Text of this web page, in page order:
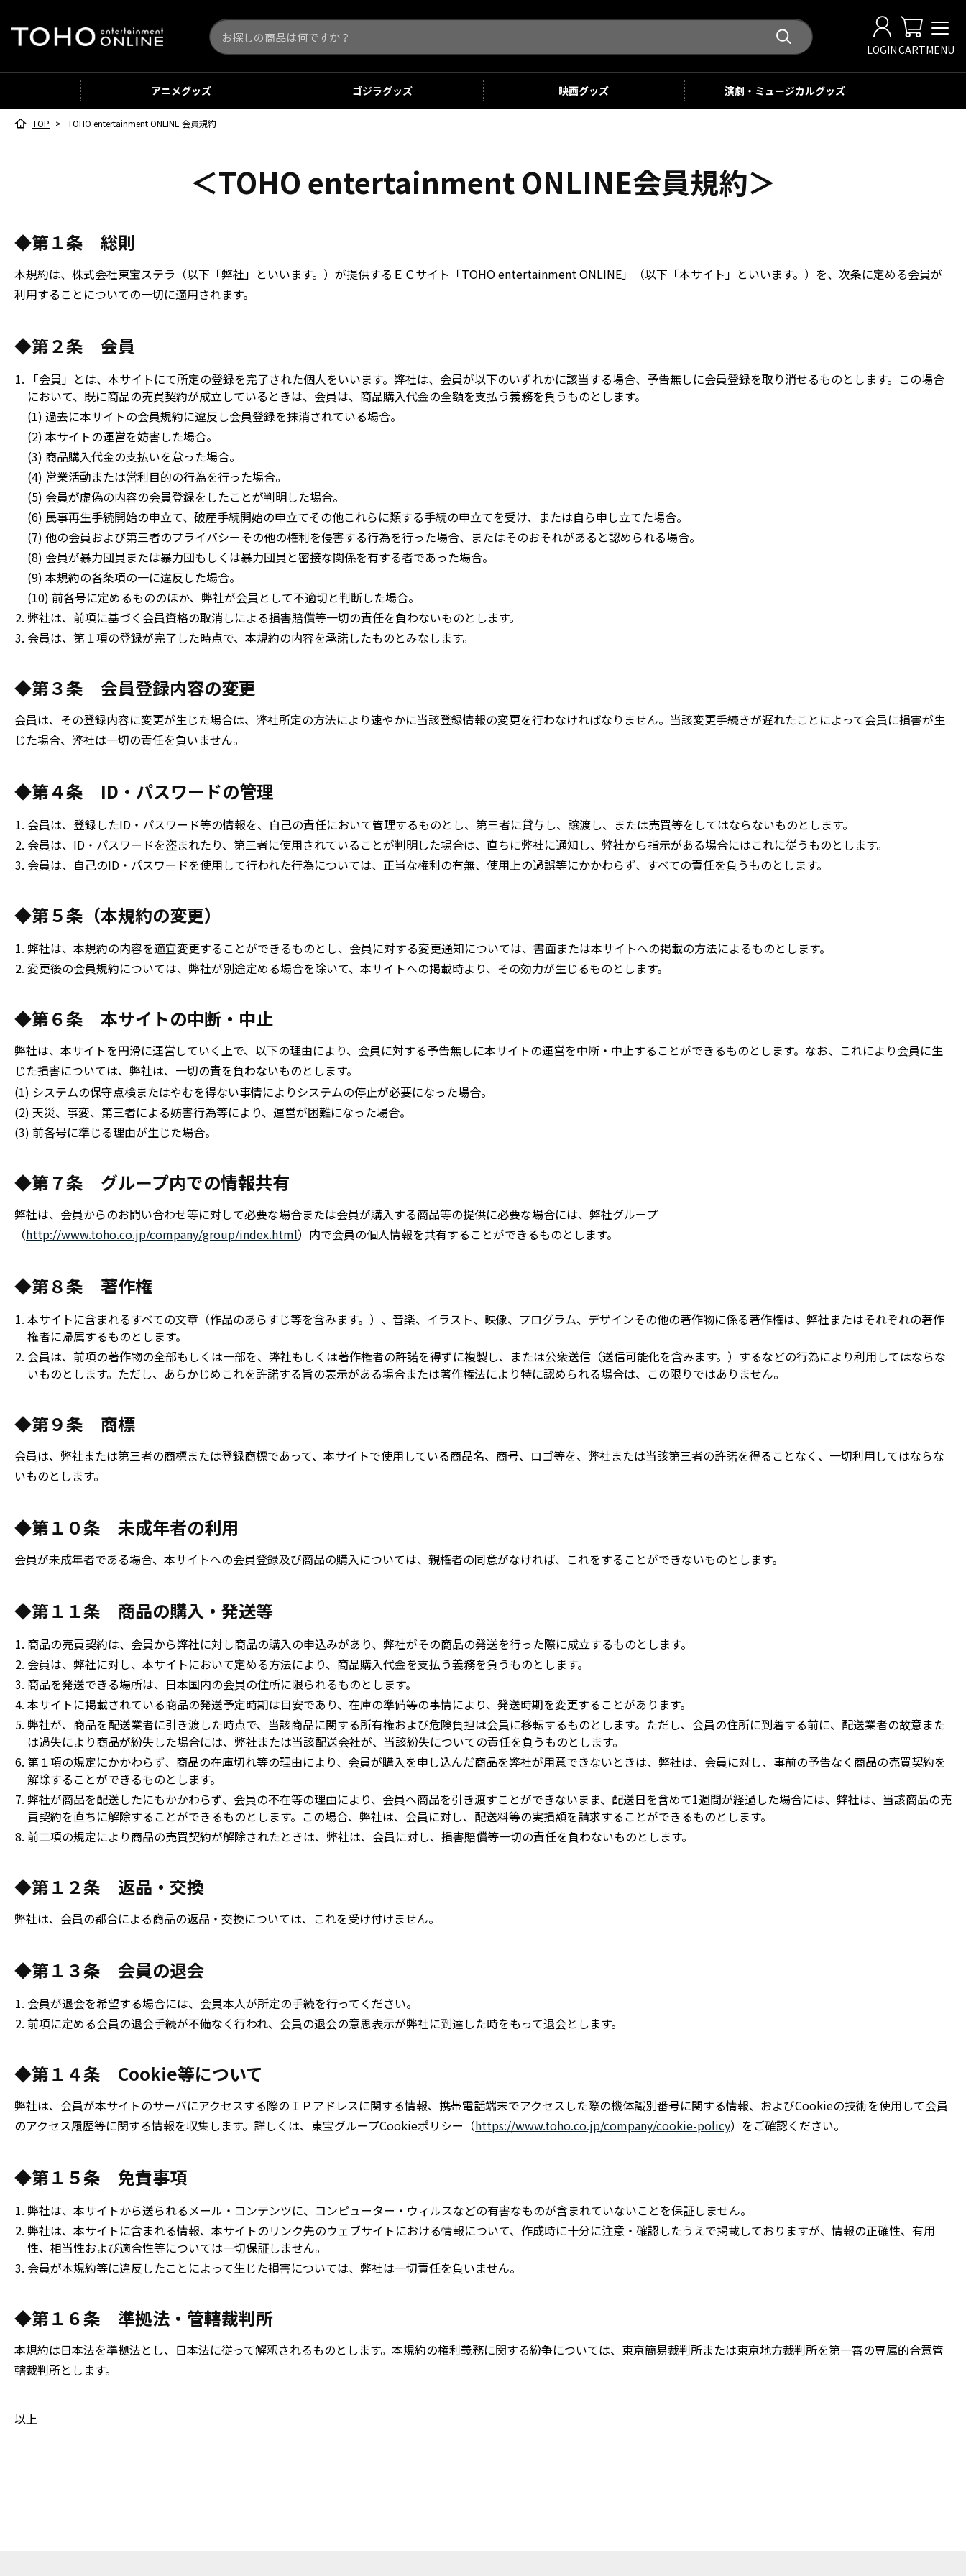
LOGINCARTMENU
アニメグッズ ゴジラグッズ 映画グッズ 演劇・ミュージカルグッズ
TOP > TOHO entertainment ONLINE 会員規約
＜TOHO entertainment ONLINE会員規約＞
◆第１条 総則
本規約は、株式会社東宝ステラ（以下「弊社」といいます。）が提供するＥＣサイト「TOHO entertainment ONLINE」（以下「本サイト」といいます。）を、次条に定める会員が
利用することについての一切に適用されます。
◆第２条 会員
「会員」とは、本サイトにて所定の登録を完了された個人をいいます。弊社は、会員が以下のいずれかに該当する場合、予告無しに会員登録を取り消せるものとします。この場合
において、既に商品の売買契約が成立しているときは、会員は、商品購入代金の全額を支払う義務を負うものとします。
(1) 過去に本サイトの会員規約に違反し会員登録を抹消されている場合。
(2) 本サイトの運営を妨害した場合。
(3) 商品購入代金の支払いを怠った場合。
(4) 営業活動または営利目的の行為を行った場合。
(5) 会員が虚偽の内容の会員登録をしたことが判明した場合。
(6) 民事再生手続開始の申立て、破産手続開始の申立てその他これらに類する手続の申立てを受け、または自ら申し立てた場合。
(7) 他の会員および第三者のプライバシーその他の権利を侵害する行為を行った場合、またはそのおそれがあると認められる場合。
(8) 会員が暴力団員または暴力団もしくは暴力団員と密接な関係を有する者であった場合。
(9) 本規約の各条項の一に違反した場合。
(10) 前各号に定めるもののほか、弊社が会員として不適切と判断した場合。
弊社は、前項に基づく会員資格の取消しによる損害賠償等一切の責任を負わないものとします。
会員は、第１項の登録が完了した時点で、本規約の内容を承諾したものとみなします。
◆第３条 会員登録内容の変更
会員は、その登録内容に変更が生じた場合は、弊社所定の方法により速やかに当該登録情報の変更を行わなければなりません。当該変更手続きが遅れたことによって会員に損害が生
じた場合、弊社は一切の責任を負いません。
◆第４条 ID・パスワードの管理
会員は、登録したID・パスワード等の情報を、自己の責任において管理するものとし、第三者に貸与し、譲渡し、または売買等をしてはならないものとします。
会員は、ID・パスワードを盗まれたり、第三者に使用されていることが判明した場合は、直ちに弊社に通知し、弊社から指示がある場合にはこれに従うものとします。
会員は、自己のID・パスワードを使用して行われた行為については、正当な権利の有無、使用上の過誤等にかかわらず、すべての責任を負うものとします。
◆第５条（本規約の変更）
弊社は、本規約の内容を適宜変更することができるものとし、会員に対する変更通知については、書面または本サイトへの掲載の方法によるものとします。
変更後の会員規約については、弊社が別途定める場合を除いて、本サイトへの掲載時より、その効力が生じるものとします。
◆第６条 本サイトの中断・中止
弊社は、本サイトを円滑に運営していく上で、以下の理由により、会員に対する予告無しに本サイトの運営を中断・中止することができるものとします。なお、これにより会員に生
じた損害については、弊社は、一切の責を負わないものとします。
(1) システムの保守点検またはやむを得ない事情によりシステムの停止が必要になった場合。
(2) 天災、事変、第三者による妨害行為等により、運営が困難になった場合。
(3) 前各号に準じる理由が生じた場合。
◆第７条 グループ内での情報共有
弊社は、会員からのお問い合わせ等に対して必要な場合または会員が購入する商品等の提供に必要な場合には、弊社グループ
（http://www.toho.co.jp/company/group/index.html）内で会員の個人情報を共有することができるものとします。
◆第８条 著作権
本サイトに含まれるすべての文章（作品のあらすじ等を含みます。）、音楽、イラスト、映像、プログラム、デザインその他の著作物に係る著作権は、弊社またはそれぞれの著作
権者に帰属するものとします。
会員は、前項の著作物の全部もしくは一部を、弊社もしくは著作権者の許諾を得ずに複製し、または公衆送信（送信可能化を含みます。）するなどの行為により利用してはならな
いものとします。ただし、あらかじめこれを許諾する旨の表示がある場合または著作権法により特に認められる場合は、この限りではありません。
◆第９条 商標
会員は、弊社または第三者の商標または登録商標であって、本サイトで使用している商品名、商号、ロゴ等を、弊社または当該第三者の許諾を得ることなく、一切利用してはならな
いものとします。
◆第１０条 未成年者の利用
会員が未成年者である場合、本サイトへの会員登録及び商品の購入については、親権者の同意がなければ、これをすることができないものとします。
◆第１１条 商品の購入・発送等
商品の売買契約は、会員から弊社に対し商品の購入の申込みがあり、弊社がその商品の発送を行った際に成立するものとします。
会員は、弊社に対し、本サイトにおいて定める方法により、商品購入代金を支払う義務を負うものとします。
商品を発送できる場所は、日本国内の会員の住所に限られるものとします。
本サイトに掲載されている商品の発送予定時期は目安であり、在庫の準備等の事情により、発送時期を変更することがあります。
弊社が、商品を配送業者に引き渡した時点で、当該商品に関する所有権および危険負担は会員に移転するものとします。ただし、会員の住所に到着する前に、配送業者の故意また
は過失により商品が紛失した場合には、弊社または当該配送会社が、当該紛失についての責任を負うものとします。
第１項の規定にかかわらず、商品の在庫切れ等の理由により、会員が購入を申し込んだ商品を弊社が用意できないときは、弊社は、会員に対し、事前の予告なく商品の売買契約を
解除することができるものとします。
弊社が商品を配送したにもかかわらず、会員の不在等の理由により、会員へ商品を引き渡すことができないまま、配送日を含めて1週間が経過した場合には、弊社は、当該商品の売
買契約を直ちに解除することができるものとします。この場合、弊社は、会員に対し、配送料等の実損額を請求することができるものとします。
前二項の規定により商品の売買契約が解除されたときは、弊社は、会員に対し、損害賠償等一切の責任を負わないものとします。
◆第１２条 返品・交換
弊社は、会員の都合による商品の返品・交換については、これを受け付けません。
◆第１３条 会員の退会
会員が退会を希望する場合には、会員本人が所定の手続を行ってください。
前項に定める会員の退会手続が不備なく行われ、会員の退会の意思表示が弊社に到達した時をもって退会とします。
◆第１４条 Cookie等について
弊社は、会員が本サイトのサーバにアクセスする際のＩＰアドレスに関する情報、携帯電話端末でアクセスした際の機体識別番号に関する情報、およびCookieの技術を使用して会員
のアクセス履歴等に関する情報を収集します。詳しくは、東宝グループCookieポリシー（https://www.toho.co.jp/company/cookie-policy）をご確認ください。
◆第１５条 免責事項
弊社は、本サイトから送られるメール・コンテンツに、コンピューター・ウィルスなどの有害なものが含まれていないことを保証しません。
弊社は、本サイトに含まれる情報、本サイトのリンク先のウェブサイトにおける情報について、作成時に十分に注意・確認したうえで掲載しておりますが、情報の正確性、有用
性、相当性および適合性等については一切保証しません。
会員が本規約等に違反したことによって生じた損害については、弊社は一切責任を負いません。
◆第１６条 準拠法・管轄裁判所
本規約は日本法を準拠法とし、日本法に従って解釈されるものとします。本規約の権利義務に関する紛争については、東京簡易裁判所または東京地方裁判所を第一審の専属的合意管
轄裁判所とします。
以上